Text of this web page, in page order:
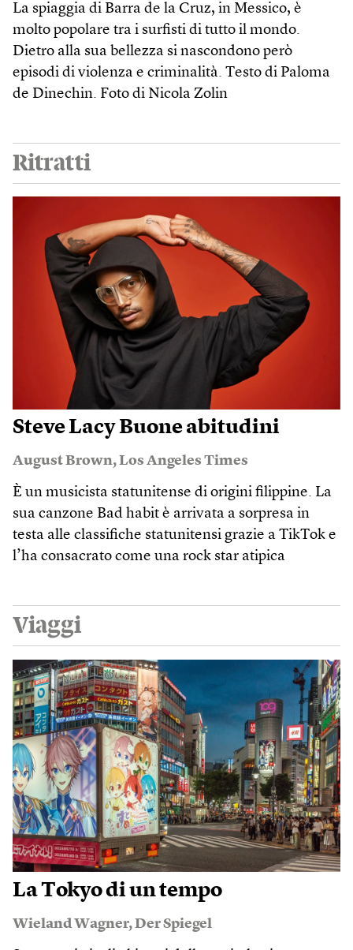
La spiaggia di Barra de la Cruz, in Messico, è
molto popolare tra i surfisti di tutto il mondo.
Dietro alla sua bellezza si nascondono però
episodi di violenza e criminalità. Testo di Paloma
de Dinechin. Foto di Nicola Zolin
Ritratti
Steve Lacy Buone abitudini
August Brown,Los Angeles Times
È un musicista statunitense di origini filippine. La
sua canzone Bad habit è arrivata a sorpresa in
testa alle classifiche statunitensi grazie a TikTok e
l’ha consacrato come una rock star atipica
Viaggi
La Tokyo di un tempo
Wieland Wagner,Der Spiegel